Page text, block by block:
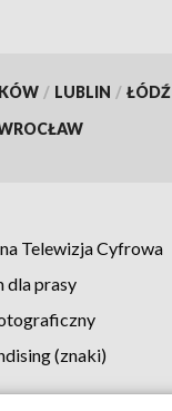
/ LUBLIN / ŁÓDŹ
Telewizja Cyfrowa
dla prasy
(znaki)